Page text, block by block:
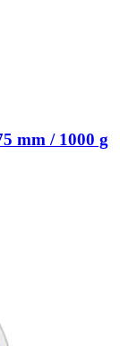
mm / 1000 g